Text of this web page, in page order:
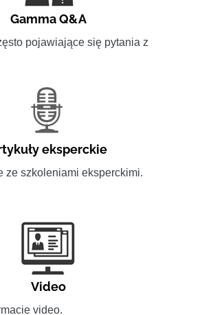
Gamma Q&A
pojawiające się pytania z
eksperckie
ze szkoleniami eksperckimi.
Video
video.